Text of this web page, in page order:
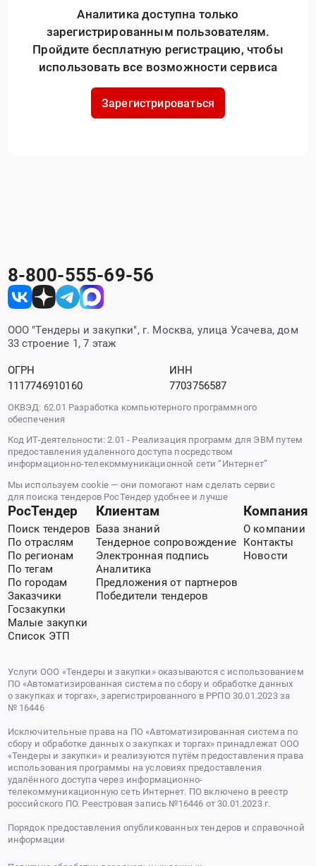
Аналитика доступна только
зарегистрированным пользователям.
Пройдите бесплатную регистрацию, чтобы
использовать все возможности сервиса
Зарегистрироваться
8-800-555-69-56
ООО "Тендеры и закупки", г. Москва, улица Усачева, дом
33 строение 1, 7 этаж
ОГРН
1117746910160
ИНН
7703756587
ОКВЭД: 62.01 Разработка компьютерного программного
обеспечения
Код ИТ-деятельности: 2.01 - Реализация программ для ЭВМ путем
предоставления удаленного доступа посредством
информационно-телекоммуникационной сети “Интернет”
Мы используем cookie — они помогают нам сделать сервис
для поиска тендеров РосТендер удобнее и лучше
РосТендер
Поиск тендеров
По отраслям
По регионам
По тегам
По городам
Заказчики
Госзакупки
Малые закупки
Список ЭТП
Клиентам
База знаний
Тендерное сопровождение
Электронная подпись
Аналитика
Предложения от партнеров
Победители тендеров
Компания
О компании
Контакты
Новости
Услуги ООО «Тендеры и закупки» оказываются с использованием
ПО «Автоматизированная система по сбору и обработке данных
о закупках и торгах», зарегистрированного в РРПО 30.01.2023 за
№ 16446
Исключительные права на ПО «Автоматизированная система по
сбору и обработке данных о закупках и торгах» принадлежат ООО
«Тендеры и закупки» и реализуются путём предоставления права
использования программы на условиях предоставления
удалённого доступа через информационно-
телекоммуникационную сеть Интернет. ПО включено в реестр
российского ПО. Реестровая запись №16446 от 30.01.2023 г.
Порядок предоставления опубликованных тендеров и справочной
информации